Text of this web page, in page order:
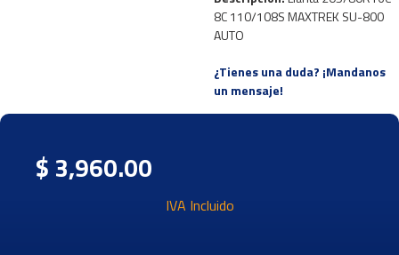
8C 110/108S MAXTREK SU-800
AUTO
¿Tienes una duda? ¡Mandanos
un mensaje!
$ 3,960.00
IVA Incluido